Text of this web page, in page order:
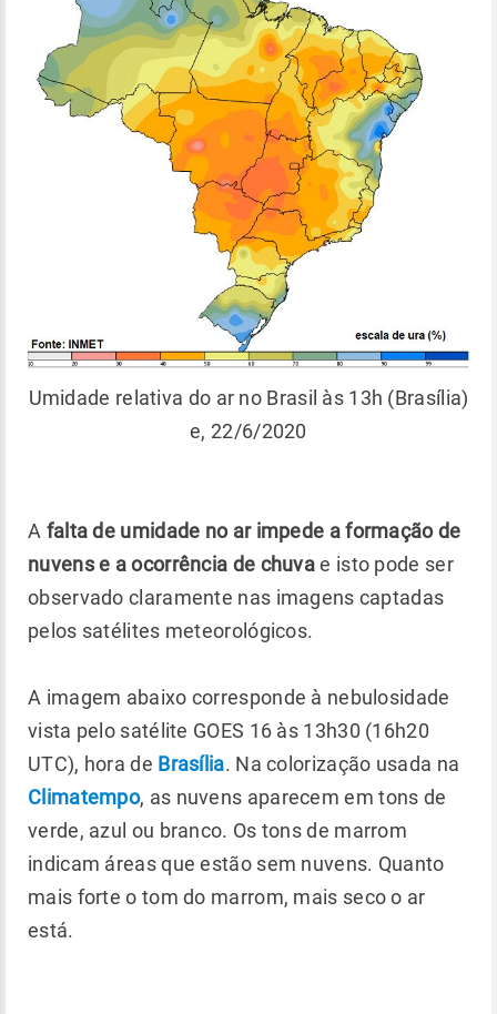
Umidade relativa do ar no Brasil às 13h (Brasília)
e, 22/6/2020
A falta de umidade no ar impede a formação de
nuvens e a ocorrência de chuvae isto pode ser
observado claramente nas imagens captadas
pelos satélites meteorológicos.
A imagem abaixo corresponde à nebulosidade
vista pelo satélite GOES 16 às 13h30 (16h20
UTC), hora de Brasília. Na colorização usada na
Climatempo, as nuvens aparecem em tons de
verde, azul ou branco. Os tons de marrom
indicam áreas que estão sem nuvens. Quanto
mais forte o tom do marrom, mais seco o ar
está.